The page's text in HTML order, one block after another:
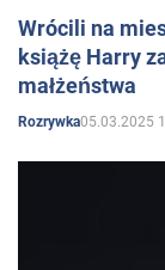
Wrócili na
książę Harry
małżeństwa
Rozrywka05.03.2025